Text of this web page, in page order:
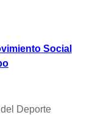
Social
Deporte